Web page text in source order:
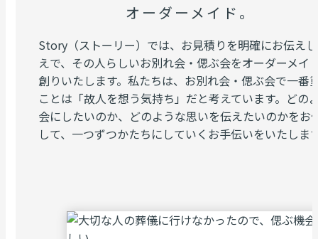
オーダーメイド。
Story（ストーリー）では、お見積りを明確にお伝え
えで、その人らしいお別れ会・偲ぶ会をオーダーメイ
創りいたします。私たちは、お別れ会・偲ぶ会で一番
ことは「故人を想う気持ち」だと考えています。どの
会にしたいのか、どのような思いを伝えたいのかをお
して、一つずつかたちにしていくお手伝いをいたしま